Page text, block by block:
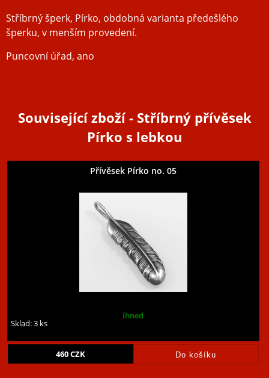
Stříbrný šperk, Pírko, obdobná varianta předešlého
šperku, v menším provedení.
Puncovní úřad, ano
Související zboží- Stříbrný přívěsek
Pírko s lebkou
Přívěsek Pírko no. 05
ihned
Sklad: 3 ks
460CZK